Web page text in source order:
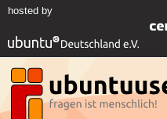
hosted by